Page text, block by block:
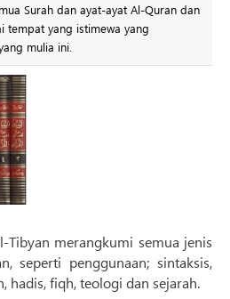
Surah dan ayat-ayat Al-Quran dan
tempat yang istimewa yang
mulia ini.
Tibyan merangkumi semua jenis
seperti penggunaan; sintaksis,
hadis, fiqh, teologi dan sejarah.